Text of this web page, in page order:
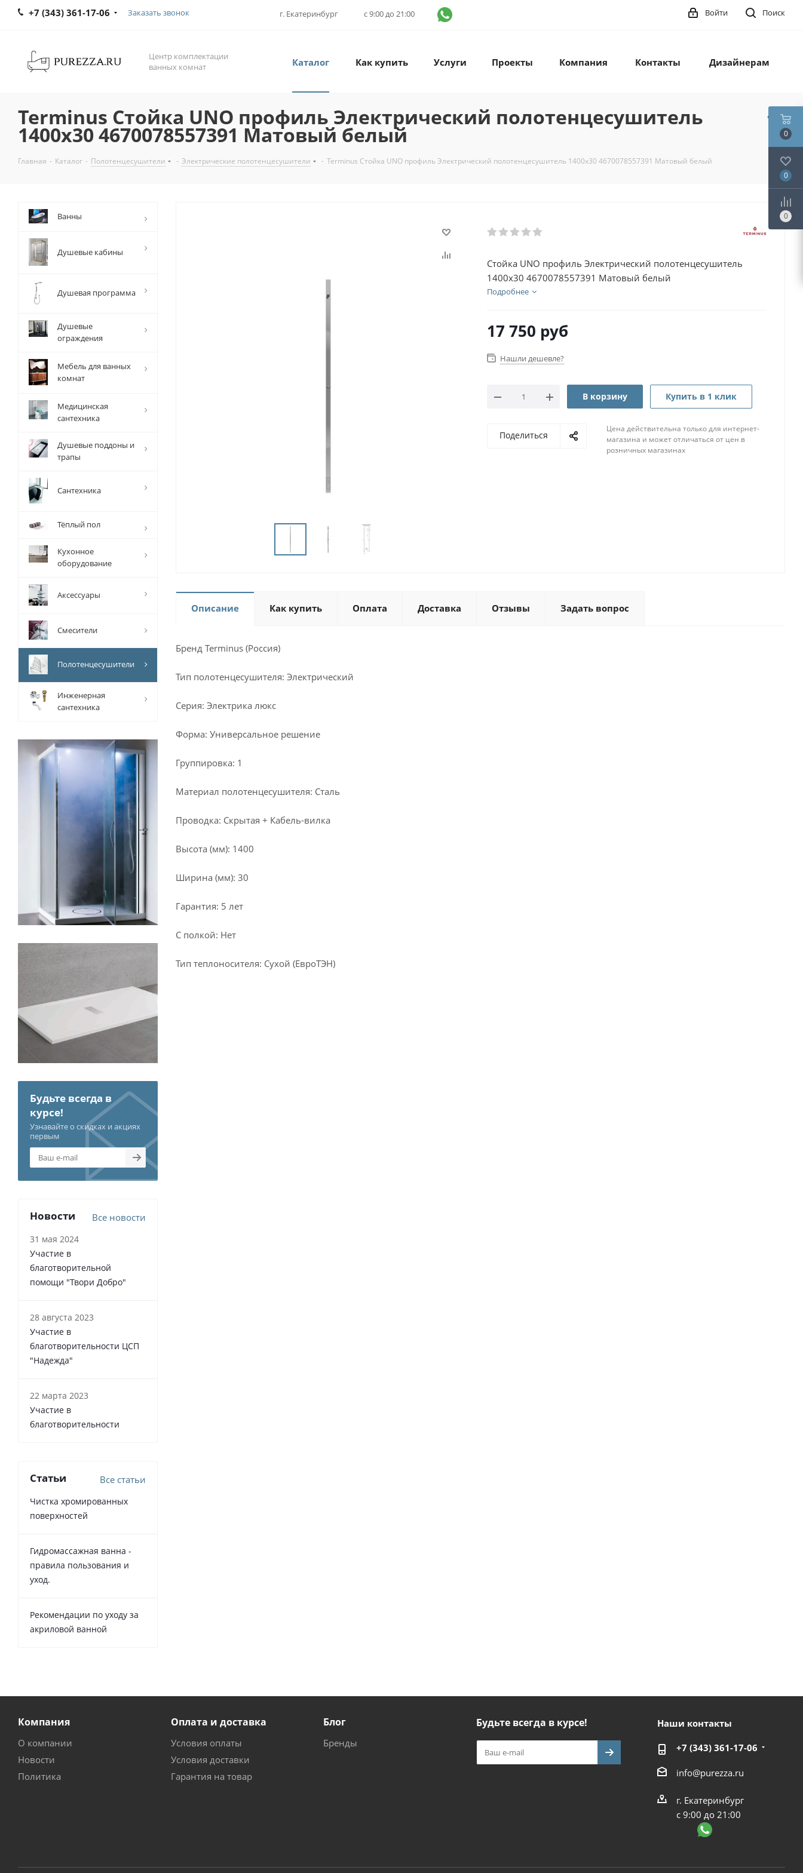
+7 (343) 361-17-06 Заказать звонок г. Екатеринбург с 9:00 до 21:00 Поиск
Войти
Центр комплектации
ванных комнат
Каталог Как купить Услуги Проекты Компания Контакты Дизайнерам
Terminus Стойка UNO профиль Электрический полотенцесушитель
1400х30 4670078557391 Матовый белый
Главная - Каталог - Полотенцесушители - Электрические полотенцесушители - Terminus Стойка UNO профиль Электрический полотенцесушитель 1400х30 4670078557391 Матовый белый
Стойка UNO профиль Электрический полотенцесушитель
1400х30 4670078557391 Матовый белый
Подробнее
17 750 руб
Нашли дешевле?
В корзину Купить в 1 клик
Поделиться
Цена действительна только для интернет-
магазина и может отличаться от цен в
розничных магазинах
Описание Как купить Оплата Доставка Отзывы Задать вопрос
Бренд Terminus (Россия)
Тип полотенцесушителя: Электрический
Серия: Электрика люкс
Форма: Универсальное решение
Группировка: 1
Материал полотенцесушителя: Сталь
Проводка: Скрытая + Кабель-вилка
Высота (мм): 1400
Ширина (мм): 30
Гарантия: 5 лет
С полкой: Нет
Тип теплоносителя: Сухой (ЕвроТЭН)
Ванны
Душевые кабины
Душевая программа
Душевые
ограждения
Мебель для ванных
комнат
Медицинская
сантехника
Душевые поддоны и
трапы
Сантехника
Тёплый пол
Кухонное
оборудование
Аксессуары
Смесители
Полотенцесушители
Инженерная
сантехника
Будьте всегда в
курсе!
Узнавайте о скидках и акциях
первым
Новости Все новости
31 мая 2024
Участие в
благотворительной
помощи "Твори Добро"
28 августа 2023
Участие в
благотворительности ЦСП
"Надежда"
22 марта 2023
Участие в
благотворительности
Статьи Все статьи
Чистка хромированных
поверхностей
Гидромассажная ванна -
правила пользования и
уход.
Рекомендации по уходу за
акриловой ванной
Компания
О компании
Новости
Политика
Оплата и доставка
Условия оплаты
Условия доставки
Гарантия на товар
Блог
Бренды
Будьте всегда в курсе! Наши контакты
+7 (343) 361-17-06
info@purezza.ru
г. Екатеринбург
с 9:00 до 21:00
0
0
0